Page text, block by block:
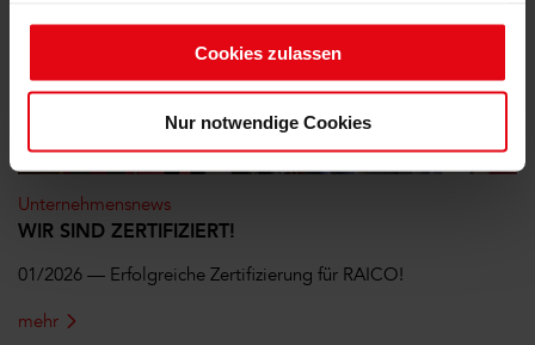
„Details einblenden“ und wählen die jeweilige Cookie-
Um diese Cookies zu nutzen, benötigen wir Ihre
Ihre Einwilligung können Sie jederzeit für die Zukunft
widerrufen. Weitere Informationen finden Sie in unseren
Datenschutzhinweisen.
Cookies zulassen
Nur notwendige Cookies
Unternehmensnews
WIR SIND ZERTIFIZIERT!
01/2026 — Erfolgreiche Zertifizierung für RAICO!
mehr